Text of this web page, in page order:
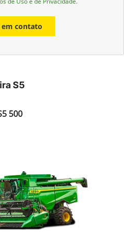
em contato
S5
500